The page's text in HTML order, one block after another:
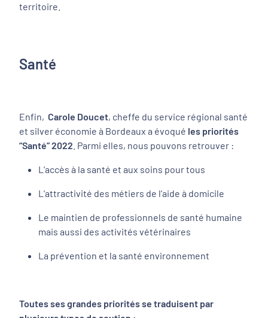
territoire.
Santé
Enfin, Carole Doucet, cheffe du service régional santé
et silver économie à Bordeaux a évoqué les priorités
“Santé” 2022 . Parmi elles, nous pouvons retrouver :
L’accès à la santé et aux soins pour tous
L’attractivité des métiers de l’aide à domicile
Le maintien de professionnels de santé humaine
mais aussi des activités vétérinaires
La prévention et la santé environnement
Toutes ses grandes priorités se traduisent par